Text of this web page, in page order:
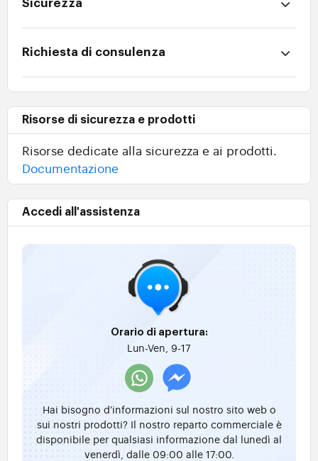
Sicurezza
Richiesta di consulenza
Risorse di sicurezza e prodotti
Risorse dedicate alla sicurezza e ai prodotti.
Documentazione
Accedi all'assistenza
Orario di apertura:
Lun-Ven, 9-17
Hai bisogno d'informazioni sul nostro sito web o
sui nostri prodotti? Il nostro reparto commerciale è
disponibile per qualsiasi informazione dal lunedì al
venerdì, dalle 09:00 alle 17:00.